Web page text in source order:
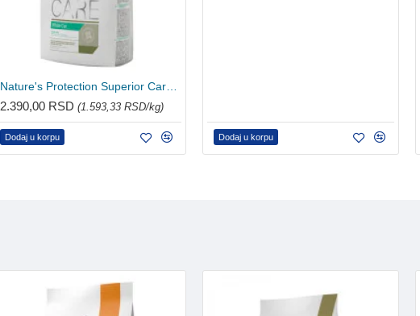
2.390,00 RSD(1.593,33 RSD/kg)
Dodaj u korpu Dodaj u korpu